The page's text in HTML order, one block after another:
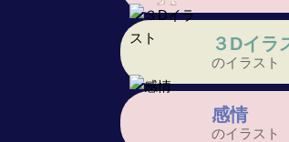
３Dイラ
のイラスト
感情
のイラスト